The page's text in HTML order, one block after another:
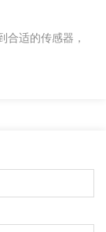
合适的传感器，